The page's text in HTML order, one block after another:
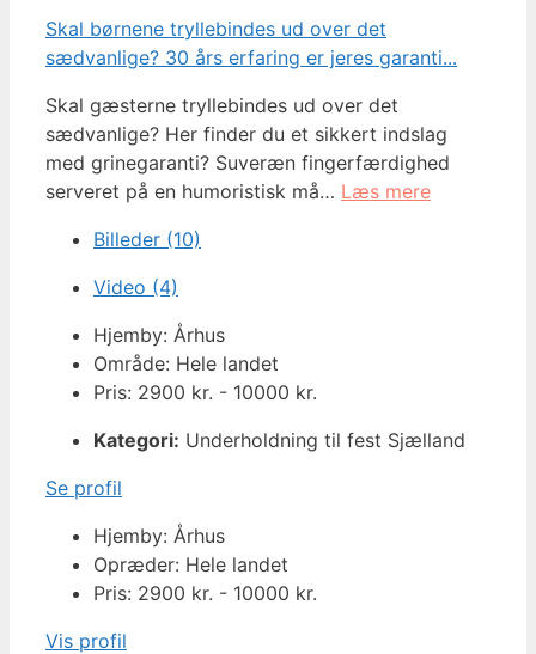
Skal børnene tryllebindes ud over det
sædvanlige? 30 års erfaring er jeres garanti...
Skal gæsterne tryllebindes ud over det
sædvanlige? Her finder du et sikkert indslag
med grinegaranti? Suveræn fingerfærdighed
serveret på en humoristisk må… Læs mere
Billeder (10)
Video (4)
Hjemby: Århus
Område: Hele landet
Pris: 2900 kr. - 10000 kr.
Kategori: Underholdning til fest Sjælland
Se profil
Hjemby: Århus
Opræder: Hele landet
Pris: 2900 kr. - 10000 kr.
Vis profil